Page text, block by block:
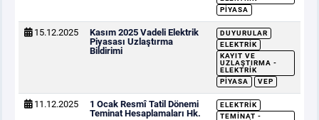
PIYASA
15.12.2025
Kasım 2025 Vadeli Elektrik
Piyasası Uzlaştırma
Bildirimi
DUYURULAR
ELEKTRIK
KAYIT VE
UZLAŞTIRMA -
ELEKTRIK
PIYASA
VEP
11.12.2025
1 Ocak Resmî Tatil Dönemi
Teminat Hesaplamaları Hk.
ELEKTRIK
TEMINAT -